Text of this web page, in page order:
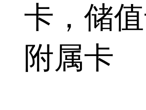
卡 ，储
附属卡